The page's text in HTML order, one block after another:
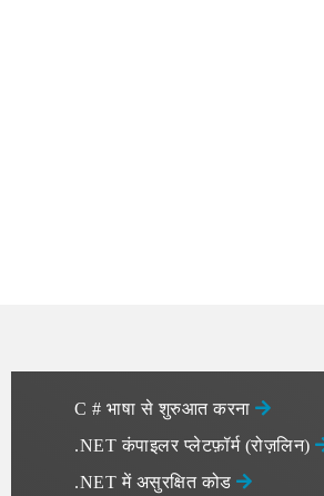
C # भाषा से शुरुआत करना
.NET कंपाइलर प्लेटफ़ॉर्म (रोज़लिन)
.NET में असुरक्षित कोड